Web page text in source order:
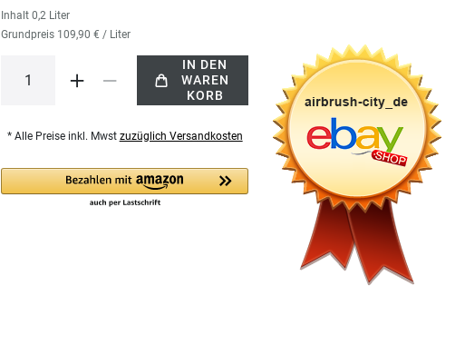
Inhalt0,2 Liter
Grundpreis 109,90 € / Liter
IN DEN
WAREN
KORB
* Alle Preise inkl. Mwst zuzüglich Versandkosten